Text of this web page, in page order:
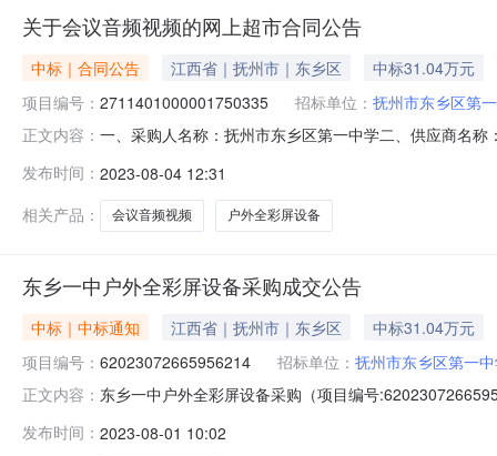
关于会议音频视频的网上超市合同公告
中标｜合同公告 江西省｜抚州市｜东乡区
中标31.04万元
项目编号： 2711401000001750335 招标单位： 抚州市东乡区第
正文内容： 一、采购人名称：抚州市东乡区第一中学二、供应商名
已查看附件，并承诺提供的产品符合附件要求批
联系电话
发布时间： 2023-08-04 12:31
相关产品：
会议音频视频 户外全彩屏设备
东乡一中户外全彩屏设备采购成交公告
中标｜中标通知 江西省｜抚州市｜东乡区
中标31.04万元
项目编号： 62023072665956214 招标单位： 抚州市东乡区第一
正文内容： 东乡一中户外全彩屏设备采购（项目编号
3118:00二、采购单位信息采购单位名称：抚州市东乡区
发布时间： 2023-08-01 10:02